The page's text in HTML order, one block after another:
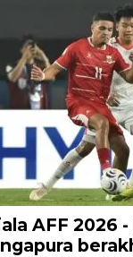
AFF 2026